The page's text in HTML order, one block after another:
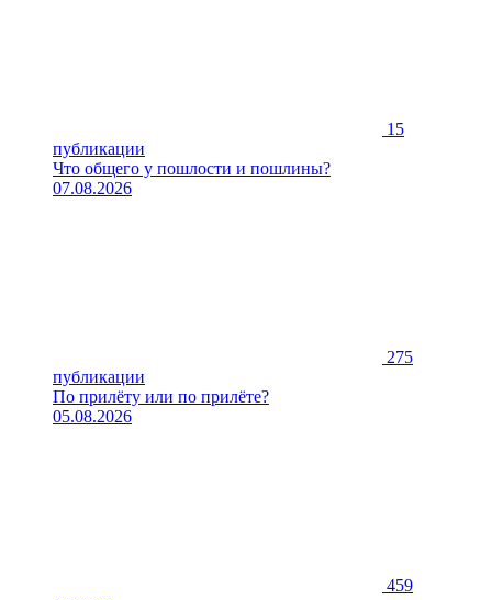
15
публикации
Что общего у пошлости и пошлины?
07.08.2026
275
публикации
По прилёту или по прилёте?
05.08.2026
459